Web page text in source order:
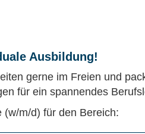
Ausbildung!
gerne im Freien und
für ein spannendes
(w/m/d) für den Bereich: